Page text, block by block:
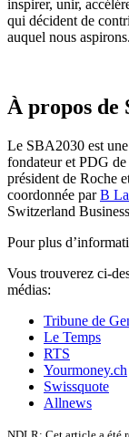
inspirer, unir,
qui décident de
auquel nous
À propos de
Le SBA2030 est
fondateur et PDG
président de Roche
coordonnée parB
Switzerland
Pour plus
Vous trouverez ci-
médias:
Tribune de
Le Temps
RTS
Yourmoney.ch
Swissquote
Allnews